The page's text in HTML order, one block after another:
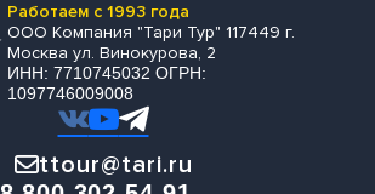
Работаем с 1993 года
ООО Компания "Тари Тур" 117449 г.
Москва ул. Винокурова, 2
ИНН: 7710745032 ОГРН:
1097746009008
ttour@tari.ru